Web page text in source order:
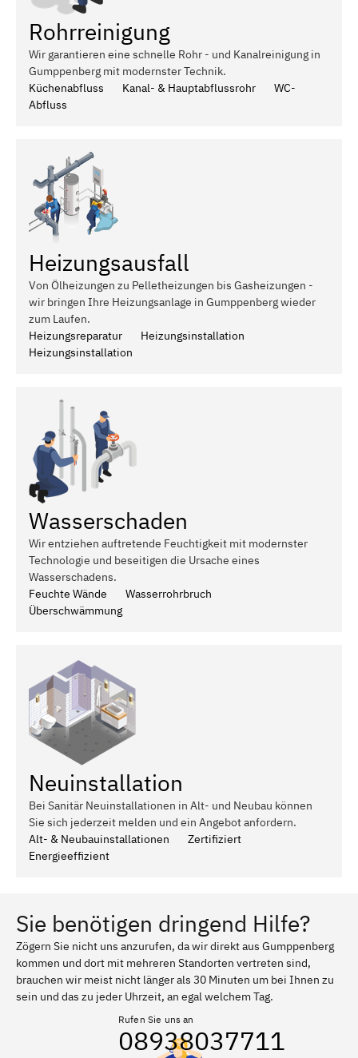
Rohrreinigung
Wir garantieren eine schnelle Rohr - und Kanalreinigung in
Gumppenberg mit modernster Technik.
Küchenabfluss
Kanal- & Hauptabflussrohr
WC-
Abfluss
Heizungsausfall
Von Ölheizungen zu Pelletheizungen bis Gasheizungen -
wir bringen Ihre Heizungsanlage in Gumppenberg wieder
zum Laufen.
Heizungsreparatur
Heizungsinstallation
Heizungsinstallation
Wasserschaden
Wir entziehen auftretende Feuchtigkeit mit modernster
Technologie und beseitigen die Ursache eines
Wasserschadens.
Feuchte Wände
Wasserrohrbruch
Überschwämmung
Neuinstallation
Bei Sanitär Neuinstallationen in Alt- und Neubau können
Sie sich jederzeit melden und ein Angebot anfordern.
Alt- & Neubauinstallationen
Zertifiziert
Energieeffizient
Sie benötigen dringend Hilfe?
Zögern Sie nicht uns anzurufen, da wir direkt aus Gumppenberg
kommen und dort mit mehreren Standorten vertreten sind,
brauchen wir meist nicht länger als 30 Minuten um bei Ihnen zu
sein und das zu jeder Uhrzeit, an egal welchem Tag.
Rufen Sie uns an
08938037711